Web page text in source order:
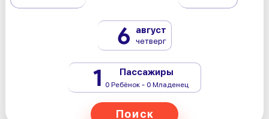
6 август
четверг
1 Пассажиры
0 Ребёнок - 0 Младенец
Поиск